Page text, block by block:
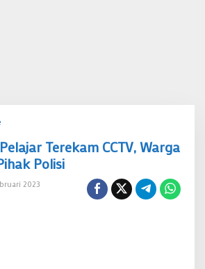
Pelajar
Terekam
CCTV,
Warga
Terekam CCTV, Warga
Polisi
2023